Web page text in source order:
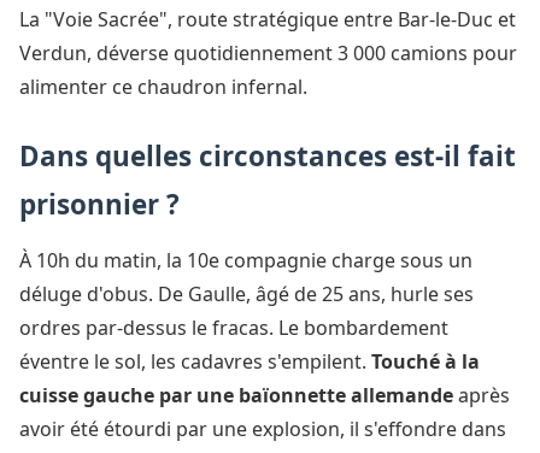
La "Voie Sacrée", route stratégique entre Bar-le-Duc et
Verdun, déverse quotidiennement 3 000 camions pour
alimenter ce chaudron infernal.
Dans quelles circonstances est-il fait
prisonnier ?
À 10h du matin, la 10e compagnie charge sous un
déluge d'obus. De Gaulle, âgé de 25 ans, hurle ses
ordres par-dessus le fracas. Le bombardement
éventre le sol, les cadavres s'empilent. Touché à la
cuisse gauche par une baïonnette allemandeaprès
avoir été étourdi par une explosion, il s'effondre dans